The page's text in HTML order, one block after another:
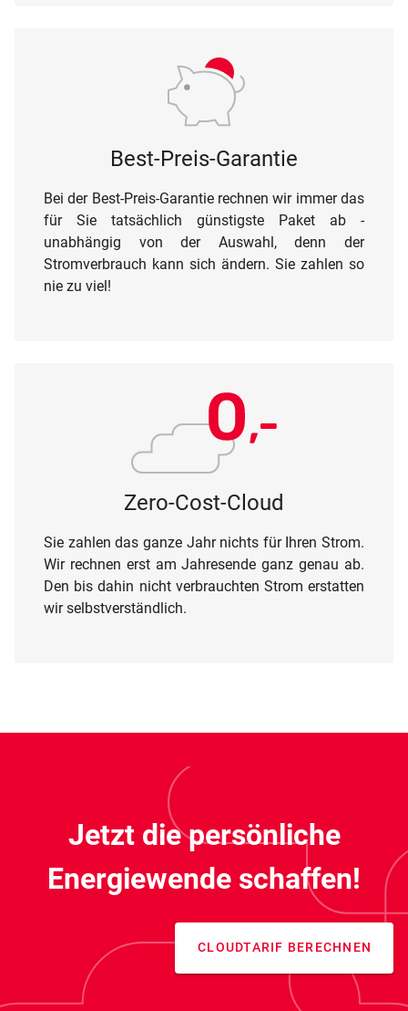
Best-Preis-Garantie
Bei der Best-Preis-Garantie rechnen wir immer das
für Sie tatsächlich günstigste Paket ab -
unabhängig von der Auswahl, denn der
Stromverbrauch kann sich ändern. Sie zahlen so
nie zu viel!
Zero-Cost-Cloud
Sie zahlen das ganze Jahr nichts für Ihren Strom.
Wir rechnen erst am Jahresende ganz genau ab.
Den bis dahin nicht verbrauchten Strom erstatten
wir selbstverständlich.
Jetzt die persönliche
Energiewende schaffen!
CLOUDTARIF BERECHNEN